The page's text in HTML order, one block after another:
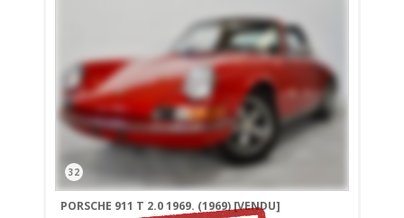
32
PORSCHE 911 T 2.0 1969. (1969)[VENDU]